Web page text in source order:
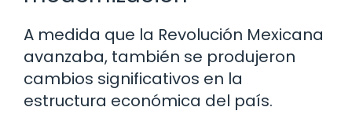
A medida que la Revolución Mexicana
avanzaba, también se produjeron
cambios significativos en la
estructura económica del país.